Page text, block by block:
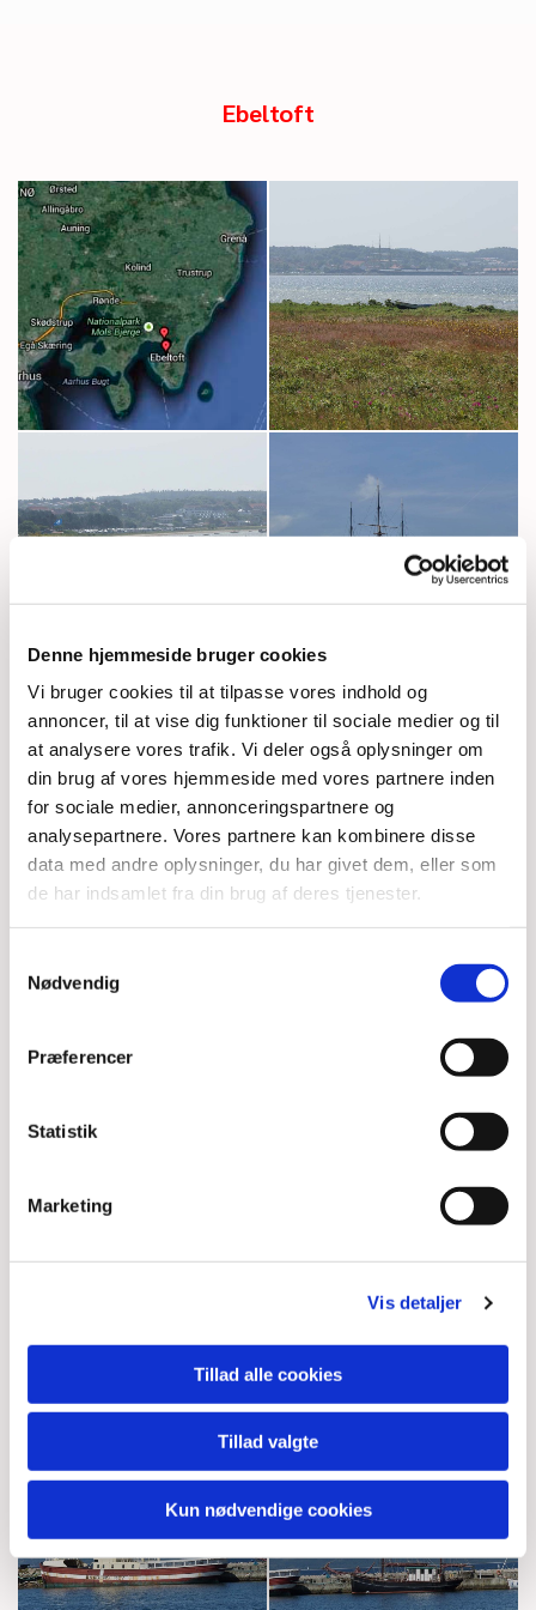
Denne hjemmeside bruger cookies
Vi bruger cookies til at tilpasse vores indhold og
annoncer, til at vise dig funktioner til sociale medier og til
at analysere vores trafik. Vi deler også oplysninger om
din brug af vores hjemmeside med vores partnere inden
for sociale medier, annonceringspartnere og
analysepartnere. Vores partnere kan kombinere disse
data med andre oplysninger, du har givet dem, eller som
de har indsamlet fra din brug af deres tjenester.
Nødvendig
Præferencer
Statistik
Marketing
Vis detaljer
Tillad alle cookies
Tillad valgte
Kun nødvendige cookies
Ebeltoft